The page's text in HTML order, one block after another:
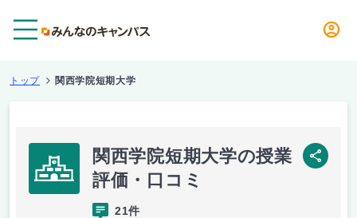
トップ 関西学院短期大学
関西学院短期大学の授業
評価・口コミ
21件
SNS